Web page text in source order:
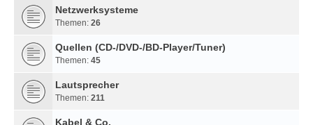
Netzwerksysteme
Themen: 26
Quellen (CD-/DVD-/BD-Player/Tuner)
Themen: 45
Lautsprecher
Themen: 211
Kabel & Co.